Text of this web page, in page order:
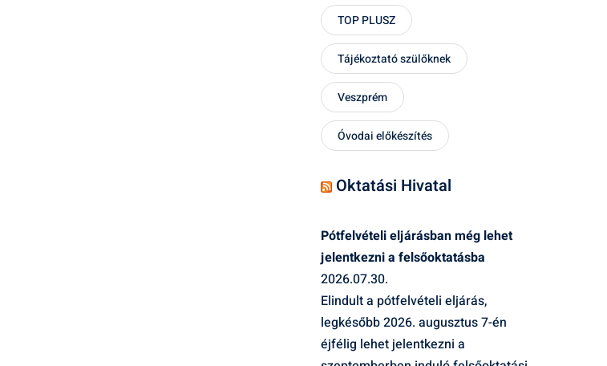
TOP PLUSZ
Tájékoztató szülőknek
Veszprém
Óvodai előkészítés
Oktatási Hivatal
Pótfelvételi eljárásban még lehet
jelentkezni a felsőoktatásba
2026.07.30.
Elindult a pótfelvételi eljárás,
legkésőbb 2026. augusztus 7-én
éjfélig lehet jelentkezni a